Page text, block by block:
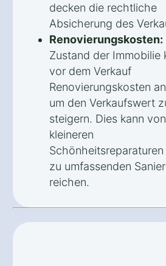
decken die rechtliche
Absicherung des
Renovierungskosten:
Zustand der Immobilie
vor dem Verkauf
Renovierungskosten
um den Verkaufswert
steigern. Dies kann von
kleineren
zu umfassenden
reichen.